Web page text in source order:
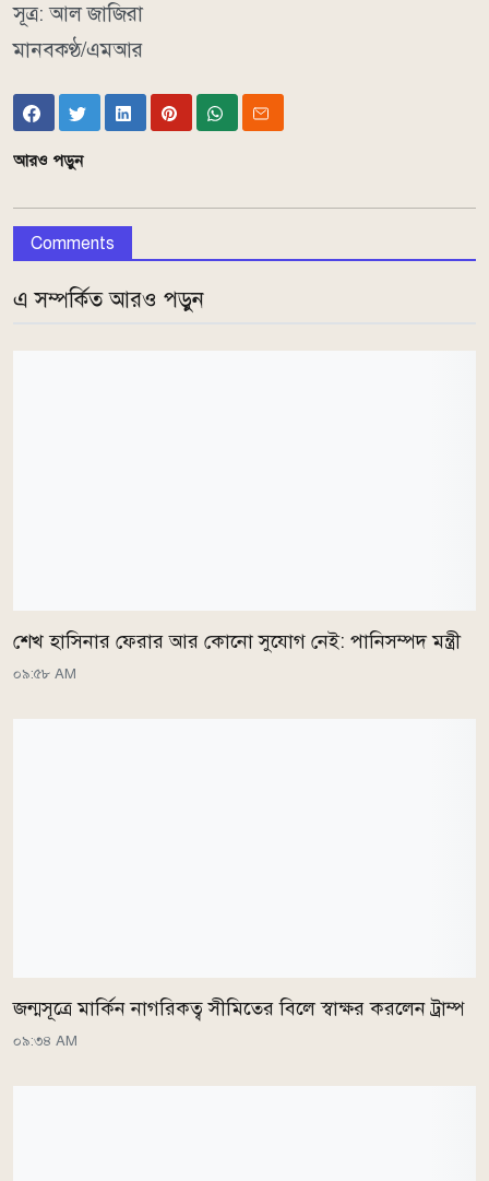
সূত্র: আল জাজিরা
মানবকণ্ঠ/এমআর
আরও পড়ুন
Comments
এ সম্পর্কিত আরও পড়ুন
শেখ হাসিনার ফেরার আর কোনো সুযোগ নেই: পানিসম্পদ মন্ত্রী
০৯:৫৮ AM
জন্মসূত্রে মার্কিন নাগরিকত্ব সীমিতের বিলে স্বাক্ষর করলেন ট্রাম্প
০৯:৩৪ AM